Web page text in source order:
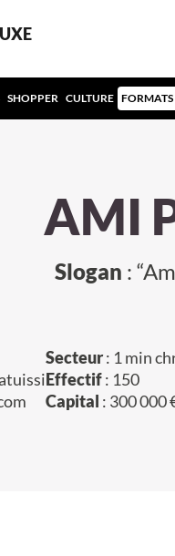
SHOPPER CULTURE FORMATS
AMI
Slogan :
Secteur: 1 min
Effectif: 150
Capital : 300 000